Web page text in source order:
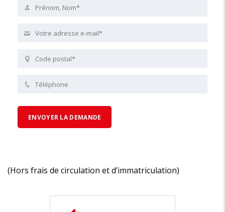
(Hors frais de circulation et d’immatriculation)